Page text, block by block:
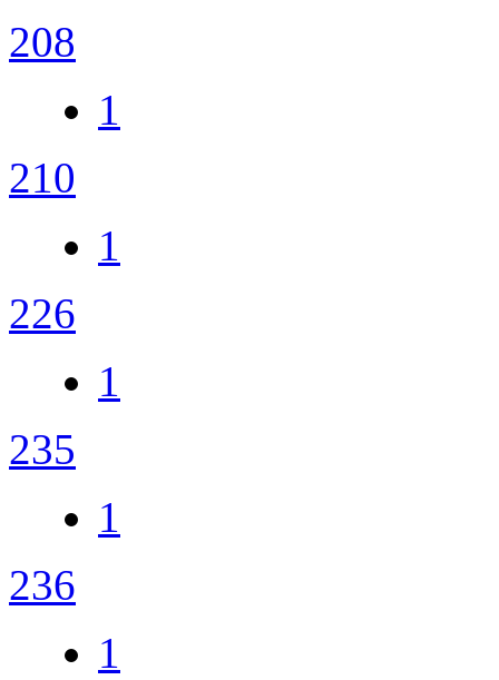
208
1
210
1
226
1
235
1
236
1